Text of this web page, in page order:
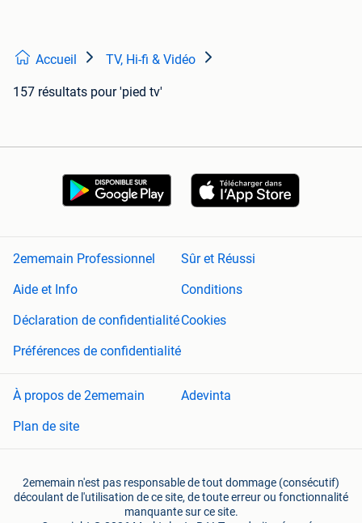
Accueil TV, Hi-fi & Vidéo
157 résultats pour 'pied tv'
2ememain Professionnel
Sûr et Réussi
Aide et Info
Conditions
Déclaration de confidentialitéCookies
Préférences de confidentialité
À propos de 2ememain
Adevinta
Plan de site
2ememain n'est pas responsable de tout dommage (consécutif)
découlant de l'utilisation de ce site, de toute erreur ou fonctionnalité
manquante sur ce site.